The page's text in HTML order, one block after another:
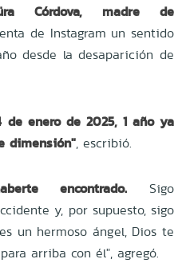
Córdova, madre de
de Instagram un sentido
desde la desaparición de
enero de 2025, 1 año ya
dimensión", escribió.
encontrado.
Sigo
y, por supuesto, sigo
un hermoso ángel, Dios te
arriba con él", agregó.